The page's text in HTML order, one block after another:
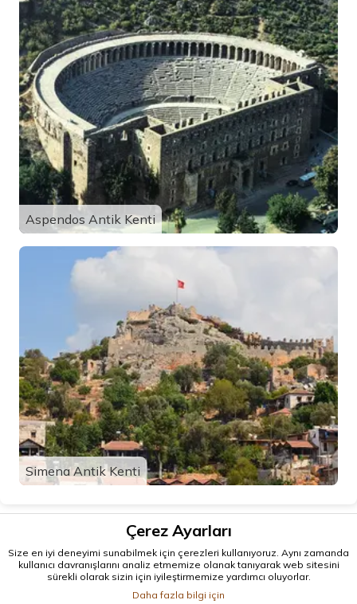
Aspendos Antik Kenti
Simena Antik Kenti
Çerez Ayarları
Size en iyi deneyimi sunabilmek için çerezleri kullanıyoruz. Aynı zamanda
kullanıcı davranışlarını analiz etmemize olanak tanıyarak web sitesini
sürekli olarak sizin için iyileştirmemize yardımcı oluyorlar.
Daha fazla bilgi için